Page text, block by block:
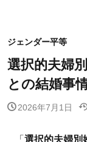
ジェンダー平等
選択的夫婦
との結婚事
2026年7月1日
「 選択的夫婦別